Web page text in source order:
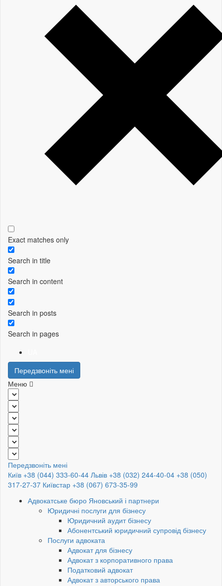
Exact matches only
Search in title
Search in content
Search in posts
Search in pages
Передзвоніть мені
Меню
Передзвоніть мені
Київ +38 (044) 333-60-44 Львів +38 (032) 244-40-04 +38 (050)
317-27-37 Київстар +38 (067) 673-35-99
Адвокатське бюро Яновський і партнери
Юридичні послуги для бізнесу
Юридичний аудит бізнесу
Абонентський юридичний супровід бізнесу
Послуги адвоката
Адвокат для бізнесу
Адвокат з корпоративного права
Податковий адвокат
Адвокат з авторського права